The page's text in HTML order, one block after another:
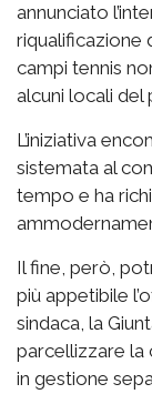
annunciato
riqualificazione
campi tennis
alcuni locali del
L’iniziativa
sistemata al
tempo e ha
Il fine, però,
più appetibile
sindaca, la
parcellizzare la
in gestione